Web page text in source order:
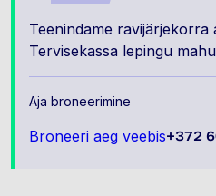
Teenindame ravijärjekorra
Tervisekassa lepingu
Aja broneerimine
Broneeri aeg veebis+372